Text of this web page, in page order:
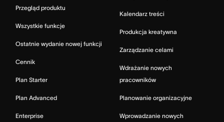
Przegląd produktu
Wszystkie funkcje
Ostatnie wydanie nowej funkcji
Cennik
Plan Starter
Plan Advanced
Enterprise
Kalendarz treści
Produkcja kreatywna
Zarządzanie celami
Wdrażanie nowych
pracowników
Planowanie organizacyjne
Wprowadzanie nowych